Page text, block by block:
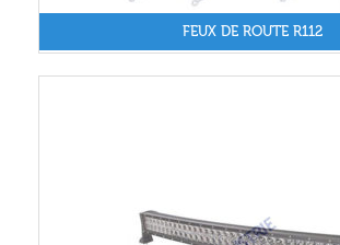
FEUX DE ROUTE R112